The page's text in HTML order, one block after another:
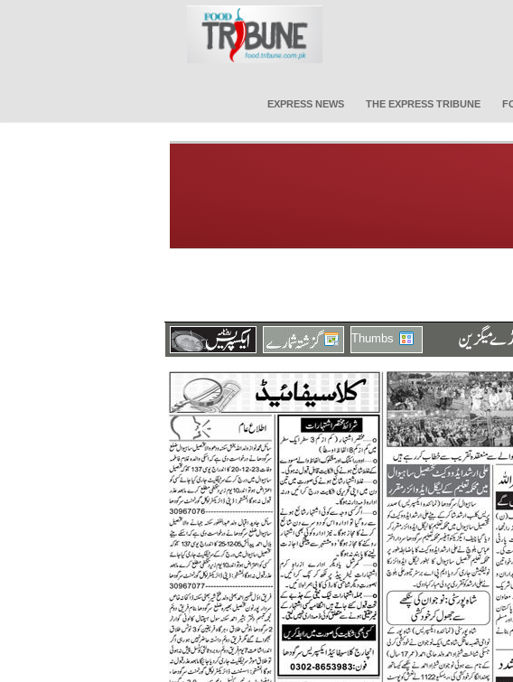
EXPRESS NEWS THE EXPRESS TRIBUNE
Thumbs